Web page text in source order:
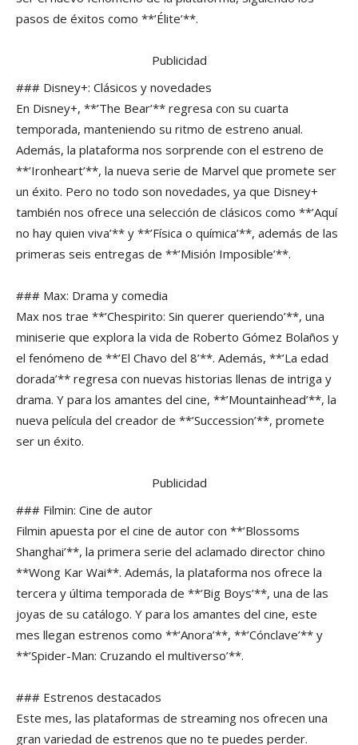
pasos de éxitos como **’Élite’**.
Publicidad
### Disney+: Clásicos y novedades
En Disney+, **’The Bear’** regresa con su cuarta
temporada, manteniendo su ritmo de estreno anual.
Además, la plataforma nos sorprende con el estreno de
**’Ironheart’**, la nueva serie de Marvel que promete ser
un éxito. Pero no todo son novedades, ya que Disney+
también nos ofrece una selección de clásicos como **’Aquí
no hay quien viva’** y **’Física o química’**, además de las
primeras seis entregas de **’Misión Imposible’**.
### Max: Drama y comedia
Max nos trae **’Chespirito: Sin querer queriendo’**, una
miniserie que explora la vida de Roberto Gómez Bolaños y
el fenómeno de **’El Chavo del 8’**. Además, **’La edad
dorada’** regresa con nuevas historias llenas de intriga y
drama. Y para los amantes del cine, **’Mountainhead’**, la
nueva película del creador de **’Succession’**, promete
ser un éxito.
Publicidad
### Filmin: Cine de autor
Filmin apuesta por el cine de autor con **’Blossoms
Shanghai’**, la primera serie del aclamado director chino
**Wong Kar Wai**. Además, la plataforma nos ofrece la
tercera y última temporada de **’Big Boys’**, una de las
joyas de su catálogo. Y para los amantes del cine, este
mes llegan estrenos como **’Anora’**, **’Cónclave’** y
**’Spider-Man: Cruzando el multiverso’**.
### Estrenos destacados
Este mes, las plataformas de streaming nos ofrecen una
gran variedad de estrenos que no te puedes perder.